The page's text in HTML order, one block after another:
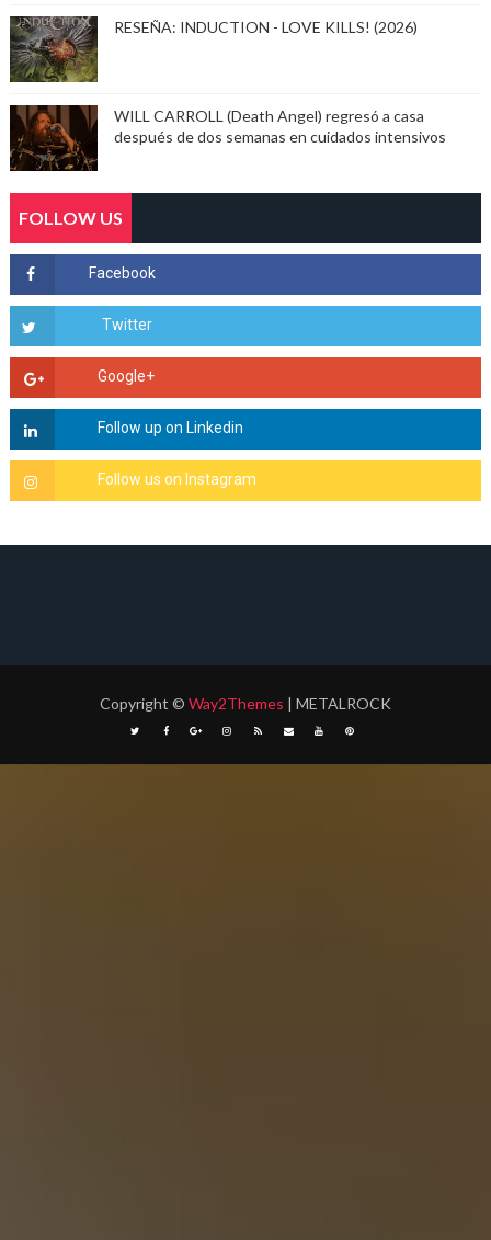
RESEÑA: INDUCTION - LOVE KILLS! (2026)
WILL CARROLL (Death Angel) regresó a casa
después de dos semanas en cuidados intensivos
FOLLOW US
Copyright © Way2Themes | METALROCK